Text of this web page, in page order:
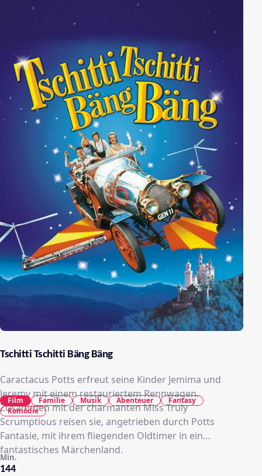
Tschitti Tschitti Bäng Bäng
Caractacus Potts erfreut seine Kinder Jemima und
Jeremy mit einem restauriertem Rennwagen.
Zusammen mit der charmanten Miss Truly
Scrumptious reisen sie, angetrieben durch Potts
Fantasie, mit ihrem fliegenden Oldtimer in ein
fantastisches Märchenland.
144
Min.
Film Familie Musik Abenteuer
Fantasy
Komödie